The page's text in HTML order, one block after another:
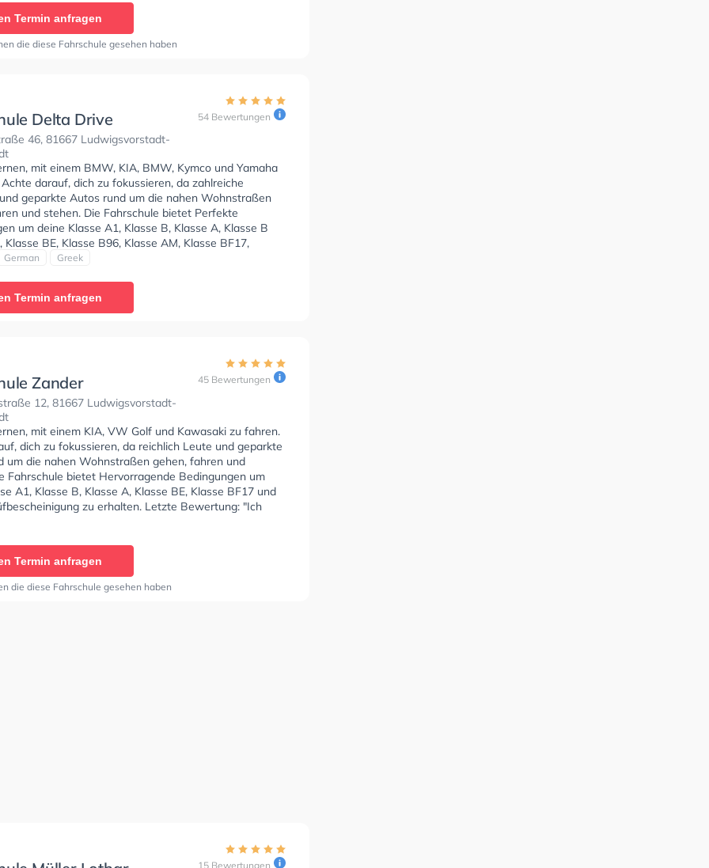
erhalten. Der Unterricht kann auf Englisch und
Letzte Bewertung: "I really enjoyed the
even if it took me a little longer at the
I never lost the fun of the driving lessons with my
very nice, so the theory was also pleasant. All in all, I
and can only recommend the Rausch driving
Termin anfragen
die diese Fahrschule gesehen haben
Delta Drive
46, 81667 Ludwigsvorstadt-
54 Bewertungen
mit einem BMW, KIA, BMW, Kymco und Yamaha
darauf, dich zu fokussieren, da zahlreiche
geparkte Autos rund um die nahen Wohnstraßen
und stehen. Die Fahrschule bietet Perfekte
um deine Klasse A1, Klasse B, Klasse A, Klasse B
Klasse BE, Klasse B96, Klasse AM, Klasse BF17,
B196, B197 und Klasse B197 zu erhalten. Der
dir auch online-theorie tests am PC zu absolvieren,
auf die theoretische Prüfung. Letzte Bewertung:
German Greek
Termin anfragen
Zander
12, 81667 Ludwigsvorstadt-
45 Bewertungen
mit einem KIA, VW Golf und Kawasaki zu fahren.
dich zu fokussieren, da reichlich Leute und geparkte
um die nahen Wohnstraßen gehen, fahren und
Fahrschule bietet Hervorragende Bedingungen um
A1, Klasse B, Klasse A, Klasse BE, Klasse BF17 und
zu erhalten. Letzte Bewertung: "Ich
gleich beim ersten Mal bestanden und alles ist
gegangen und habe alles zügig gelernt."
Termin anfragen
die diese Fahrschule gesehen haben
15 Bewertungen